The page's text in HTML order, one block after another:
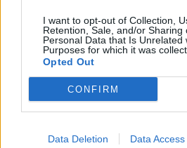
I want to opt-out of Collection,
Retention, Sale, and/or Sharing
Personal Data that Is Unrelated
Purposes for which it was
Opted Out
CONFIRM
Data Deletion Data Access
LEGOLVASOTTABB
Tizenöt hegedűkészítő-mester
be munkáját Budán
Jellemzően